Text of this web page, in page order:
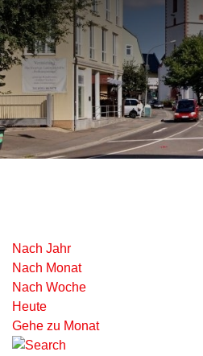
Nach Jahr
Nach Monat
Nach Woche
Heute
Gehe zu Monat